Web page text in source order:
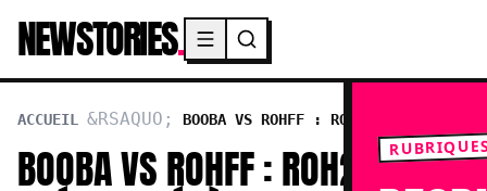
NEWSTORIES.
ACCUEIL
BOOBA VS ROHFF : ROH2F PRÉPARE
DÉJÀ SON COMBAT CONTRE LE DUC DE BOULOGNE
BOOBA VS ROHFF : ROH2F